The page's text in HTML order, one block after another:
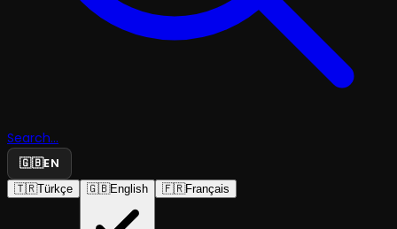
Search...
🇬🇧EN
🇹🇷Türkçe 🇬🇧English 🇫🇷Français